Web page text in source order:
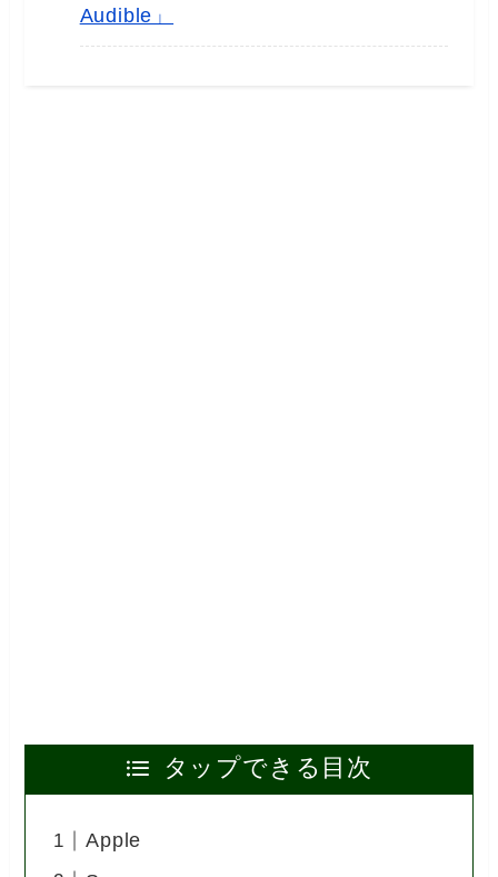
Audible」
タップできる目次
Apple